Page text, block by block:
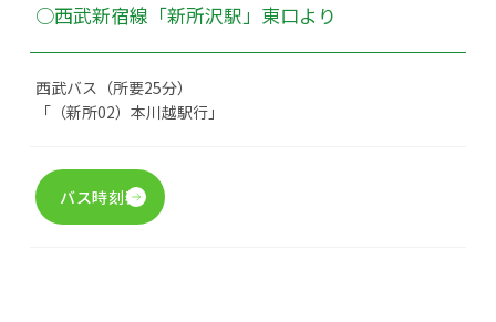
○西武新宿線「新所沢駅」東口より
西武バス（所要25分）
「（新所02）本川越駅行」
バス時刻表